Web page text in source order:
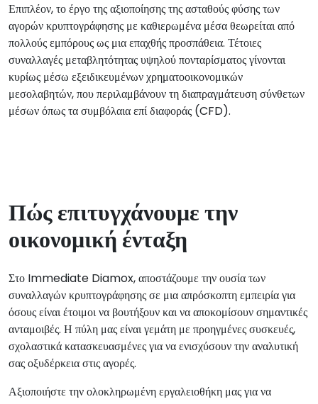
Επιπλέον, το έργο της αξιοποίησης της ασταθούς φύσης των
αγορών κρυπτογράφησης με καθιερωμένα μέσα θεωρείται από
πολλούς εμπόρους ως μια επαχθής προσπάθεια. Τέτοιες
συναλλαγές μεταβλητότητας υψηλού πονταρίσματος γίνονται
κυρίως μέσω εξειδικευμένων χρηματοοικονομικών
μεσολαβητών, που περιλαμβάνουν τη διαπραγμάτευση σύνθετων
μέσων όπως τα συμβόλαια επί διαφοράς (CFD).
Πώς επιτυγχάνουμε την
οικονομική ένταξη
Στο Immediate Diamox, αποστάζουμε την ουσία των
συναλλαγών κρυπτογράφησης σε μια απρόσκοπτη εμπειρία για
όσους είναι έτοιμοι να βουτήξουν και να αποκομίσουν σημαντικές
ανταμοιβές. Η πύλη μας είναι γεμάτη με προηγμένες συσκευές,
σχολαστικά κατασκευασμένες για να ενισχύσουν την αναλυτική
σας οξυδέρκεια στις αγορές.
Αξιοποιήστε την ολοκληρωμένη εργαλειοθήκη μας για να